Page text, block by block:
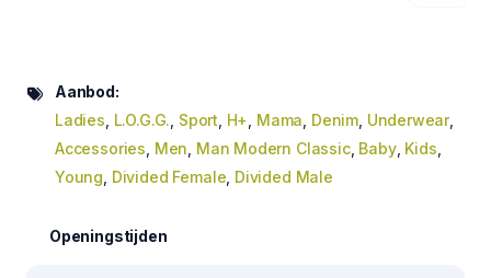
Aanbod:
Ladies L.O.G.G. Sport H+ Mama Denim Underwear,
Accessories Men Man Modern Classic, Baby, Kids
Young Divided Female Divided Male
Openingstijden